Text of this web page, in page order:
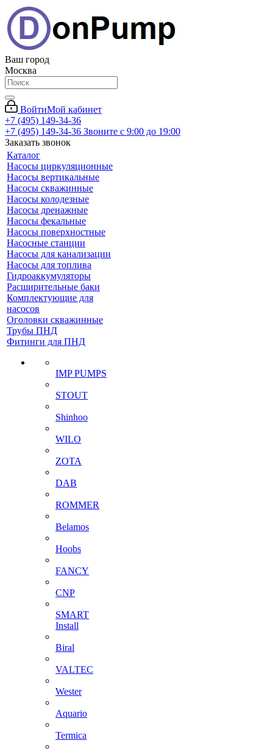
Ваш город
Москва
ВойтиМой кабинет
+7 (495) 149-34-36
+7 (495) 149-34-36 Звоните с 9:00 до 19:00
Заказать звонок
Каталог
Насосы циркуляционные
Насосы вертикальные
Насосы скважинные
Насосы колодезные
Насосы дренажные
Насосы фекальные
Насосы поверхностные
Насосные станции
Насосы для канализации
Насосы для топлива
Гидроаккумуляторы
Расширительные баки
Комплектующие для
насосов
Оголовки скважинные
Трубы ПНД
Фитинги для ПНД
IMP PUMPS
STOUT
Shinhoo
WILO
ZOTA
DAB
ROMMER
Belamos
Hoobs
FANCY
CNP
SMART
Install
Biral
VALTEC
Wester
Aquario
Termica